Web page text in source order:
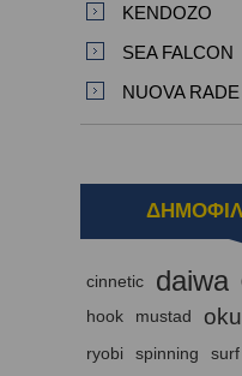
KENDOZO
SEA FALCON
NUOVA RADE
cinnetic daiwa
hook mustad
ryobi spinning